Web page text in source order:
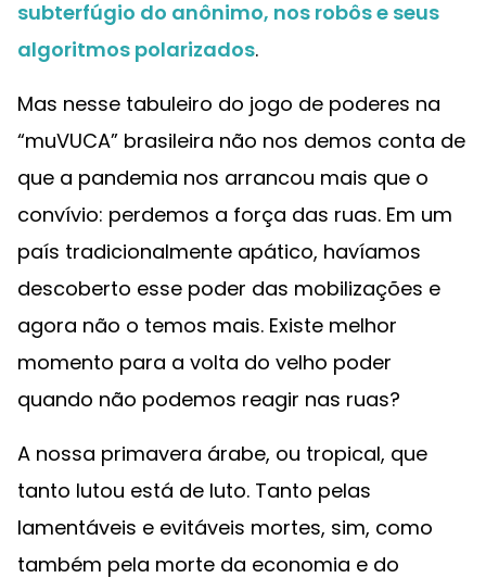
subterfúgio do anônimo, nos robôs e seus
algoritmos polarizados.
Mas nesse tabuleiro do jogo de poderes na
“muVUCA” brasileira não nos demos conta de
que a pandemia nos arrancou mais que o
convívio: perdemos a força das ruas. Em um
país tradicionalmente apático, havíamos
descoberto esse poder das mobilizações e
agora não o temos mais. Existe melhor
momento para a volta do velho poder
quando não podemos reagir nas ruas?
A nossa primavera árabe, ou tropical, que
tanto lutou está de luto. Tanto pelas
lamentáveis e evitáveis mortes, sim, como
também pela morte da economia e do